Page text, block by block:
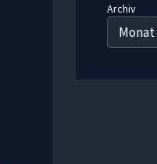
Archiv